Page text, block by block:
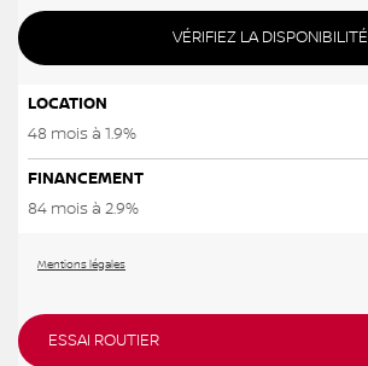
VÉRIFIEZ LA DISPONIBILITÉ
LOCATION
48 mois à 1.9%
FINANCEMENT
84 mois à 2.9%
Mentions légales
ESSAI ROUTIER